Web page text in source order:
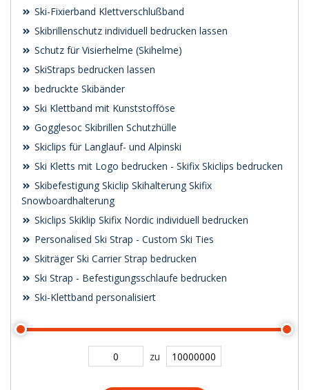
Ski-Fixierband Klettverschlußband
Skibrillenschutz individuell bedrucken lassen
Schutz für Visierhelme (Skihelme)
SkiStraps bedrucken lassen
bedruckte Skibänder
Ski Klettband mit Kunststofföse
Gogglesoc Skibrillen Schutzhülle
Skiclips für Langlauf- und Alpinski
Ski Kletts mit Logo bedrucken - Skifix Skiclips bedrucken
Skibefestigung Skiclip Skihalterung Skifix
Snowboardhalterung
Skiclips Skiklip Skifix Nordic individuell bedrucken
Personalised Ski Strap - Custom Ski Ties
Skiträger Ski Carrier Strap bedrucken
Ski Strap - Befestigungsschlaufe bedrucken
Ski-Klettband personalisiert
zu